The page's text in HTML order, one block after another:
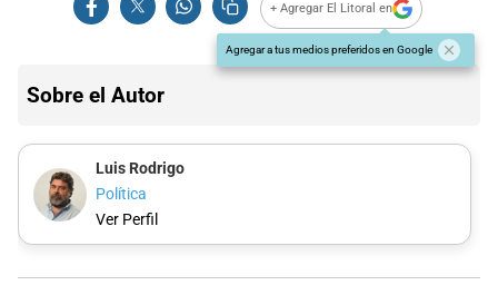
+ Agregar El Litoral en
Agregar a tus medios preferidos en Google
Sobre el Autor
Luis Rodrigo
Política
Ver Perfil